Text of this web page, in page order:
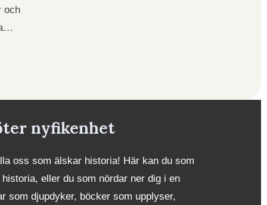
och
nyfikenhet
oss som älskar historia! Här kan du som
eller du som nördar ner dig i en
som djupdyker, böcker som upplyser,